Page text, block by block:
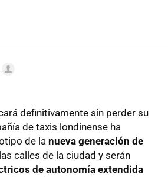
definitivamente sin perder su
de taxis londinense ha
de la nueva generación de
calles de la ciudad y serán
de autonomía extendida